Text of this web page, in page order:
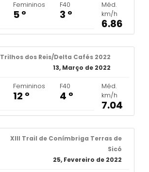
Femininos
5 º
F40
3 º
Méd.
km/h
6.86
Trilhos dos Reis/Delta Cafés 2022
13, Março de 2022
Femininos
12 º
F40
4 º
Méd.
km/h
7.04
XIII Trail de Conímbriga Terras de
Sicó
25, Fevereiro de 2022